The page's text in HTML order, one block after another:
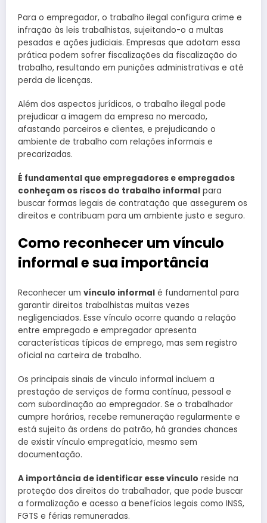
Para o empregador, o trabalho ilegal configura crime e
infração às leis trabalhistas, sujeitando-o a multas
pesadas e ações judiciais. Empresas que adotam essa
prática podem sofrer fiscalizações da fiscalização do
trabalho, resultando em punições administrativas e até
perda de licenças.
Além dos aspectos jurídicos, o trabalho ilegal pode
prejudicar a imagem da empresa no mercado,
afastando parceiros e clientes, e prejudicando o
ambiente de trabalho com relações informais e
precarizadas.
É fundamental que empregadores e empregados
conheçam os riscos do trabalho informal para
buscar formas legais de contratação que assegurem os
direitos e contribuam para um ambiente justo e seguro.
Como reconhecer um vínculo
informal e sua importância
Reconhecer um vínculo informal é fundamental para
garantir direitos trabalhistas muitas vezes
negligenciados. Esse vínculo ocorre quando a relação
entre empregado e empregador apresenta
características típicas de emprego, mas sem registro
oficial na carteira de trabalho.
Os principais sinais de vínculo informal incluem a
prestação de serviços de forma contínua, pessoal e
com subordinação ao empregador. Se o trabalhador
cumpre horários, recebe remuneração regularmente e
está sujeito às ordens do patrão, há grandes chances
de existir vínculo empregatício, mesmo sem
documentação.
A importância de identificar esse vínculo reside na
proteção dos direitos do trabalhador, que pode buscar
a formalização e acesso a benefícios legais como INSS,
FGTS e férias remuneradas.